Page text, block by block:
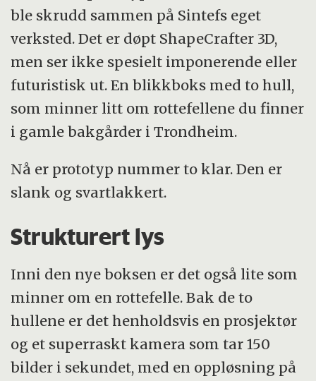
ble skrudd sammen på Sintefs eget
verksted. Det er døpt ShapeCrafter 3D,
men ser ikke spesielt imponerende eller
futuristisk ut. En blikkboks med to hull,
som minner litt om rottefellene du finner
i gamle bakgårder i Trondheim.
Nå er prototyp nummer to klar. Den er
slank og svartlakkert.
Strukturert lys
Inni den nye boksen er det også lite som
minner om en rottefelle. Bak de to
hullene er det henholdsvis en prosjektør
og et superraskt kamera som tar 150
bilder i sekundet, med en oppløsning på